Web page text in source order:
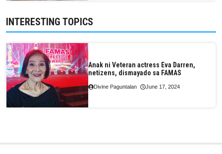
INTERESTING TOPICS
Anak ni Veteran actress Eva Darren,
netizens, dismayado sa FAMAS
Divine Paguntalan June 17, 2024